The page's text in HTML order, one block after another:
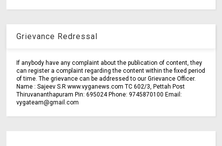
Grievance Redressal
If anybody have any complaint about the publication of content, they
can register a complaint regarding the content within the fixed period
of time. The grievance can be addressed to our Grievance Officer.
Name : Sajeev S.R www.vyganews.com TC 602/3, Pettah Post
Thiruvananthapuram Pin: 695024 Phone: 9745870100 Email:
vygateam@gmail.com